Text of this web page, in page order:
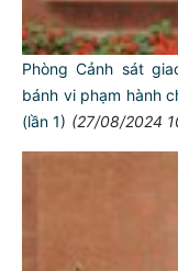
Phòng Cảnh sát
bánh vi phạm hành
(lần 1) (27/08/2024